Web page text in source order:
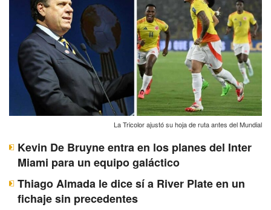
La Tricolor ajustó su hoja de ruta antes del Mundial
Kevin De Bruyne entra en los planes del Inter
Miami para un equipo galáctico
Thiago Almada le dice sí a River Plate en un
fichaje sin precedentes